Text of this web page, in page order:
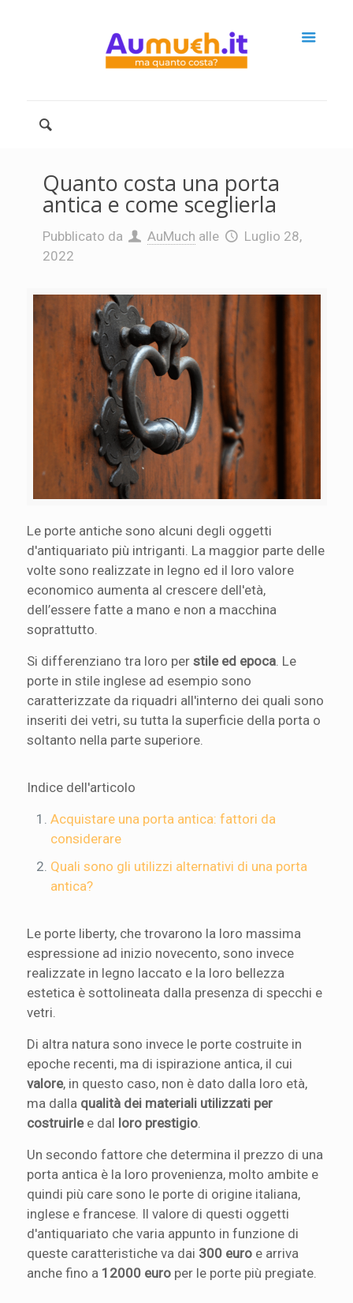
Quanto costa una porta
antica e come sceglierla
Pubblicato da AuMuch alle
Luglio 28,
2022
Le porte antiche sono alcuni degli oggetti
d'antiquariato più intriganti. La maggior parte delle
volte sono realizzate in legno ed il loro valore
economico aumenta al crescere dell'età,
dell’essere fatte a mano e non a macchina
soprattutto.
Si differenziano tra loro per stile ed epoca. Le
porte in stile inglese ad esempio sono
caratterizzate da riquadri all'interno dei quali sono
inseriti dei vetri, su tutta la superficie della porta o
soltanto nella parte superiore.
Indice dell'articolo
Acquistare una porta antica: fattori da
considerare
Quali sono gli utilizzi alternativi di una porta
antica?
Le porte liberty, che trovarono la loro massima
espressione ad inizio novecento, sono invece
realizzate in legno laccato e la loro bellezza
estetica è sottolineata dalla presenza di specchi e
vetri.
Di altra natura sono invece le porte costruite in
epoche recenti, ma di ispirazione antica, il cui
valore, in questo caso, non è dato dalla loro età,
ma dalla qualità dei materiali utilizzati per
costruirlee dal loro prestigio.
Un secondo fattore che determina il prezzo di una
porta antica è la loro provenienza, molto ambite e
quindi più care sono le porte di origine italiana,
inglese e francese. Il valore di questi oggetti
d'antiquariato che varia appunto in funzione di
queste caratteristiche va dai 300 euroe arriva
anche fino a 12000 europer le porte più pregiate.